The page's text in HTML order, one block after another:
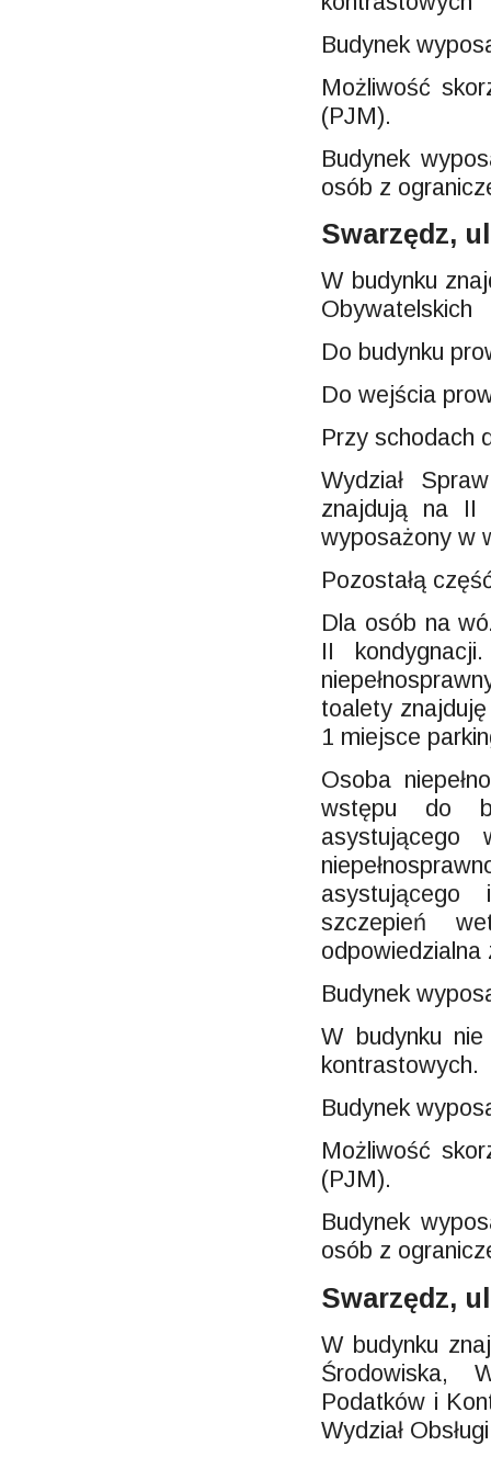
Budynek
Możliwość
(PJM).
Budynek
osób z
Swarzędz,
W budynku
Obywatelskich
Do budynku
Do wejścia
Przy schodach
Wydział
znajdują na II
wyposażony w
Pozostałą
Dla osób na
II
toalety
1 miejsce
Osoba
wstępu do
asystującego
szczepień
Budynek
W budynku
kontrastowych.
Budynek
Możliwość
(PJM).
Budynek
osób z
Swarzędz,
W budynku
Środowiska,
Podatków i
Wydział